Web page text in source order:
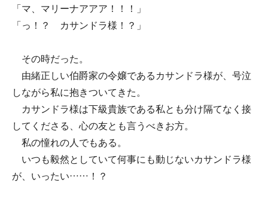
「マ、マリーナアアア！！！」
「っ！？ カサンドラ様！？」
その時だった。
由緒正しい伯爵家の令嬢であるカサンドラ様が、号泣
しながら私に抱きついてきた。
カサンドラ様は下級貴族である私とも分け隔てなく接
してくださる、心の友とも言うべきお方。
私の憧れの人でもある。
いつも毅然としていて何事にも動じないカサンドラ様
が、いったい……！？